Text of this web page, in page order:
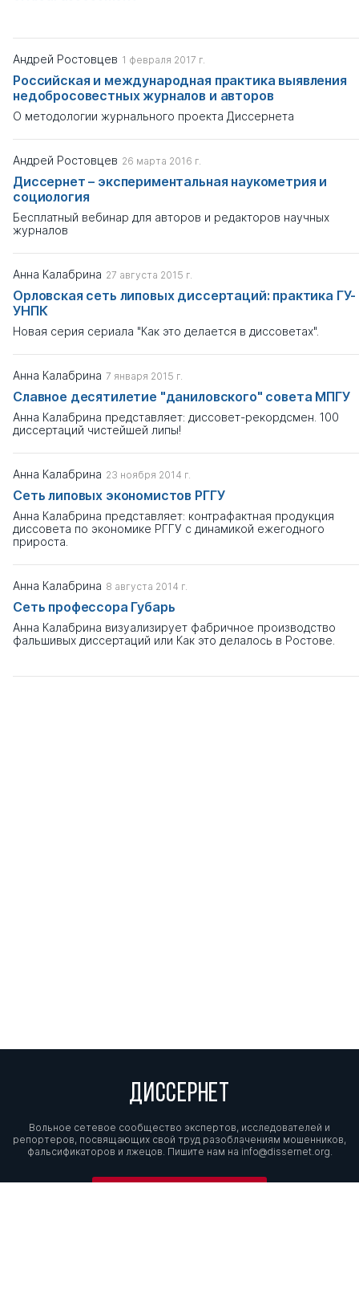
Андрей Ростовцев 1 февраля 2017 г.
Российская и международная практика выявления
недобросовестных журналов и авторов
О методологии журнального проекта Диссернета
Андрей Ростовцев 26 марта 2016 г.
Диссернет – экспериментальная наукометрия и
социология
Бесплатный вебинар для авторов и редакторов научных
журналов
Анна Калабрина 27 августа 2015 г.
Орловская сеть липовых диссертаций: практика ГУ-
УНПК
Новая серия сериала "Как это делается в диссоветах".
Анна Калабрина 7 января 2015 г.
Славное десятилетие "даниловского" совета МПГУ
Анна Калабрина представляет: диссовет-рекордсмен. 100
диссертаций чистейшей липы!
Анна Калабрина 23 ноября 2014 г.
Сеть липовых экономистов РГГУ
Анна Калабрина представляет: контрафактная продукция
диссовета по экономике РГГУ с динамикой ежегодного
прироста.
Анна Калабрина 8 августа 2014 г.
Сеть профессора Губарь
Анна Калабрина визуализирует фабричное производство
фальшивых диссертаций или Как это делалось в Ростове.
ДИССЕРНЕТ
Вольное сетевое сообщество экспертов, исследователей и
репортеров, посвящающих свой труд разоблачениям мошенников,
фальсификаторов и лжецов. Пишите нам на info@dissernet.org.